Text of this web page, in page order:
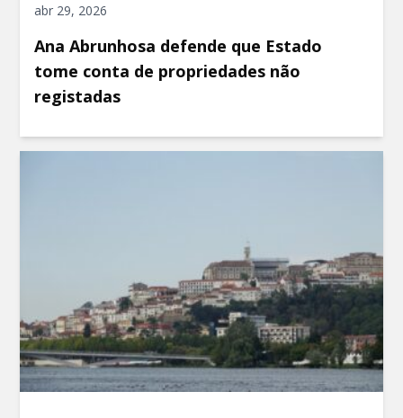
abr 29, 2026
Ana Abrunhosa defende que Estado
tome conta de propriedades não
registadas